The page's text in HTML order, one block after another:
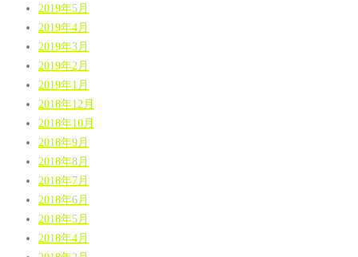
2019年5月
2019年4月
2019年3月
2019年2月
2019年1月
2018年12月
2018年10月
2018年9月
2018年8月
2018年7月
2018年6月
2018年5月
2018年4月